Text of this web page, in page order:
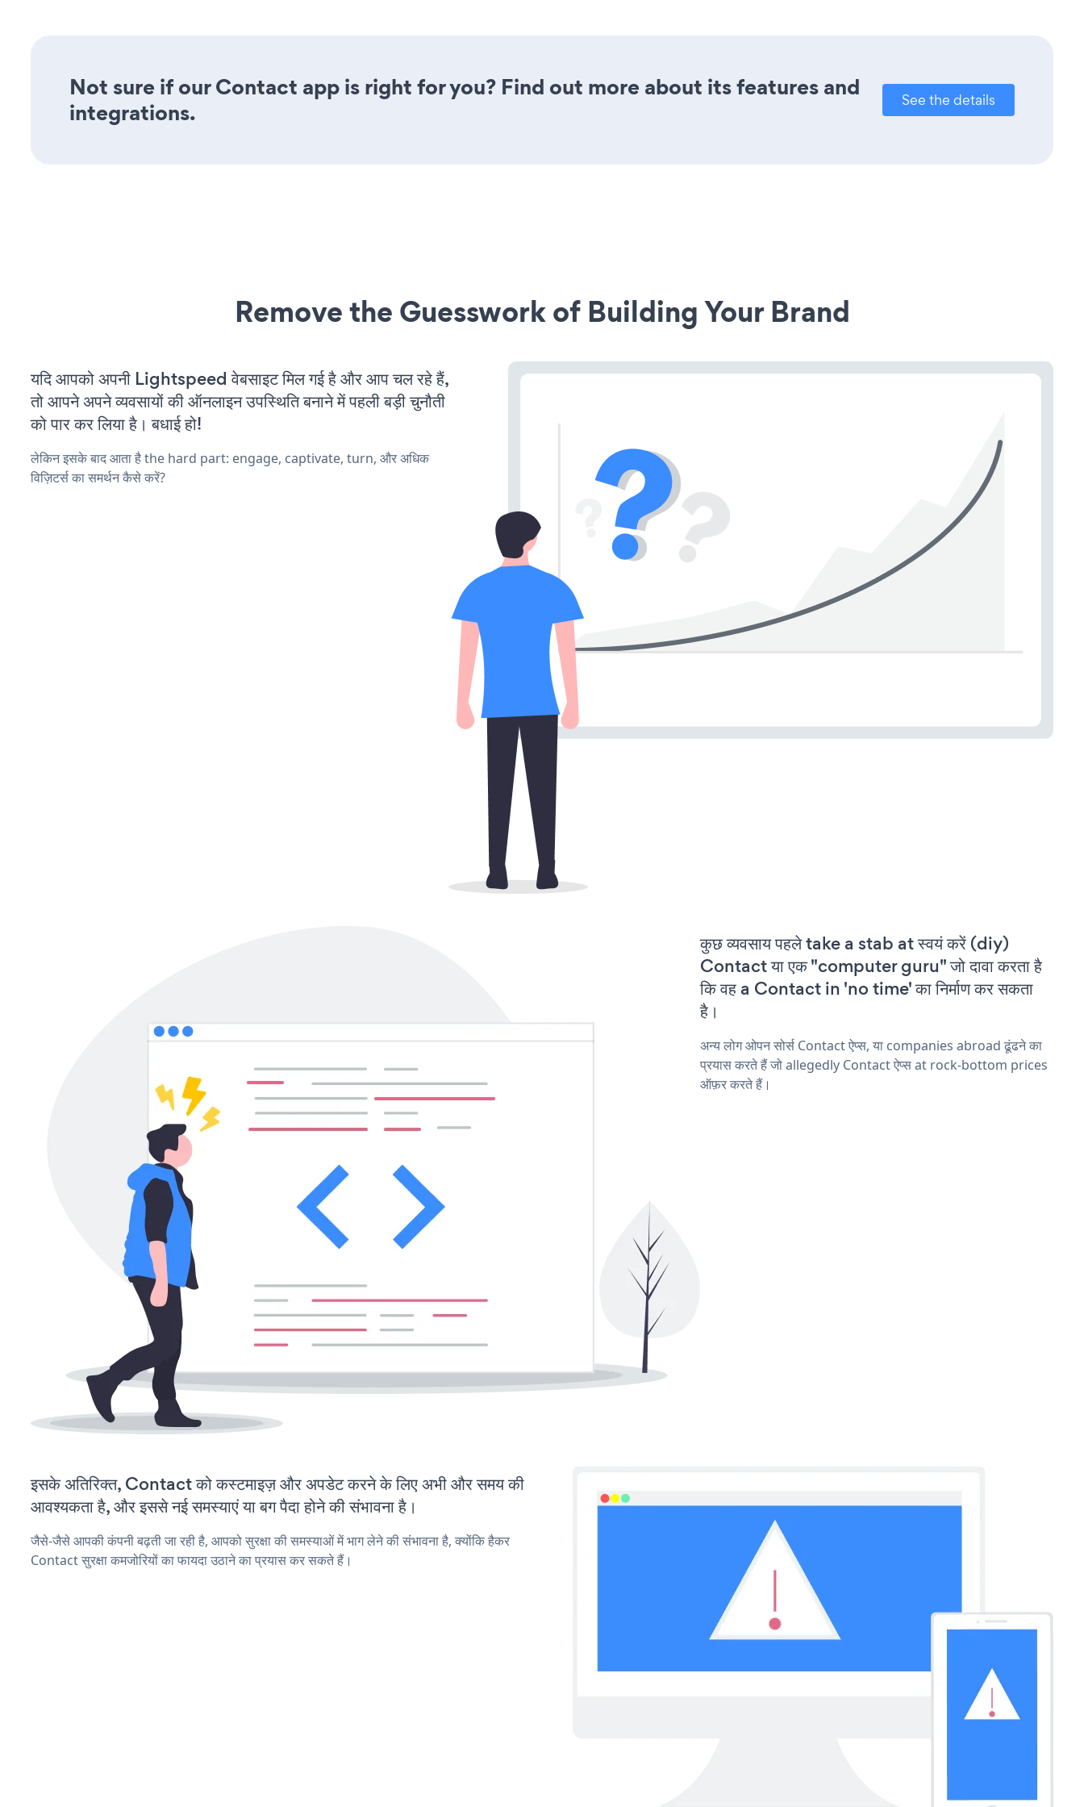
Not sure if our Contact app is right for you? Find out more about its features and
integrations.
See the details
Remove the Guesswork of Building Your Brand
यदि आपको अपनी Lightspeed वेबसाइट मिल गई है और आप चल रहे हैं,
तो आपने अपने व्यवसायों की ऑनलाइन उपस्थिति बनाने में पहली बड़ी चुनौती
को पार कर लिया है। बधाई हो!
लेकिन इसके बाद आता है the hard part: engage, captivate, turn, और अधिक
विज़िटर्स का समर्थन कैसे करें?
कुछ व्यवसाय पहले take a stab at स्वयं करें (diy)
Contact या एक "computer guru" जो दावा करता है
कि वह a Contact in 'no time' का निर्माण कर सकता
है।
अन्य लोग ओपन सोर्स Contact ऐप्स, या companies abroad ढूंढने का
प्रयास करते हैं जो allegedly Contact ऐप्स at rock-bottom prices
ऑफ़र करते हैं।
इसके अतिरिक्त, Contact को कस्टमाइज़ और अपडेट करने के लिए अभी और समय की
आवश्यकता है, और इससे नई समस्याएं या बग पैदा होने की संभावना है।
जैसे-जैसे आपकी कंपनी बढ़ती जा रही है, आपको सुरक्षा की समस्याओं में भाग लेने की संभावना है, क्योंकि हैकर
Contact सुरक्षा कमजोरियों का फायदा उठाने का प्रयास कर सकते हैं।